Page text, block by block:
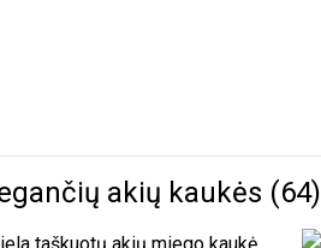
akių kaukės (64)